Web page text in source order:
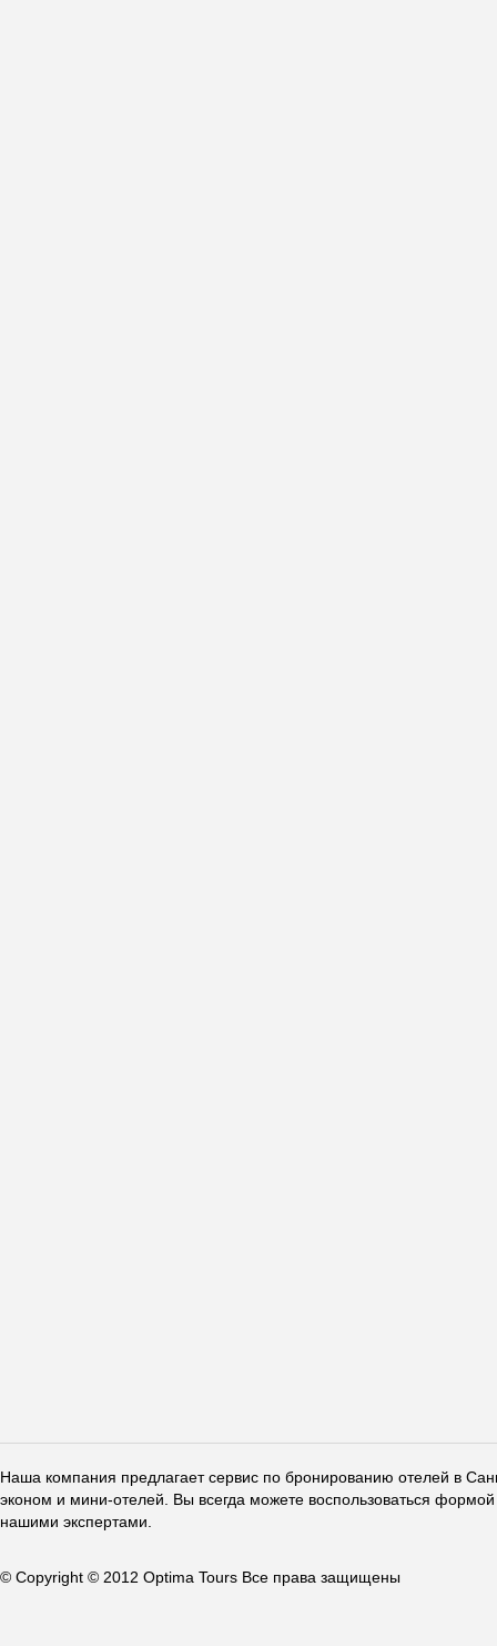
Наша компания предлагает сервис по бронированию отелей в
эконом и мини-отелей. Вы всегда можете воспользоваться
нашими экспертами.
© Copyright © 2012 Optima Tours Все права защищены